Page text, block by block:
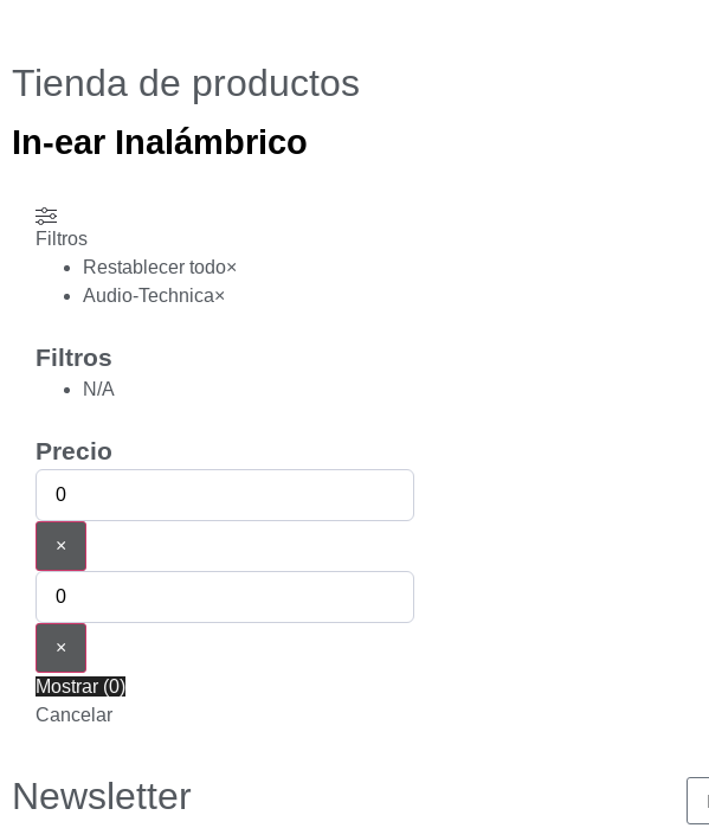
Tienda de productos
In-ear Inalámbrico
Filtros
Restablecer todo×
Audio-Technica×
Filtros
N/A
Precio
×
×
Mostrar (0)
Cancelar
Newsletter